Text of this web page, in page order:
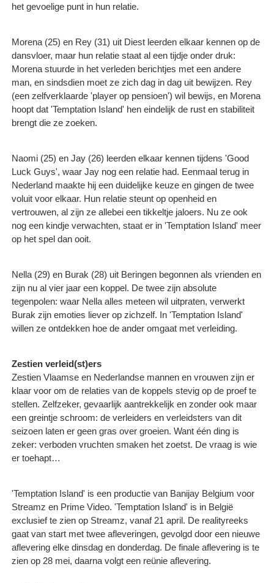
het gevoelige punt in hun relatie.
Morena (25) en Rey (31) uit Diest leerden elkaar kennen op de
dansvloer, maar hun relatie staat al een tijdje onder druk:
Morena stuurde in het verleden berichtjes met een andere
man, en sindsdien moet ze zich dag in dag uit bewijzen. Rey
(een zelfverklaarde 'player op pensioen') wil bewijs, en Morena
hoopt dat 'Temptation Island' hen eindelijk de rust en stabiliteit
brengt die ze zoeken.
Naomi (25) en Jay (26) leerden elkaar kennen tijdens 'Good
Luck Guys', waar Jay nog een relatie had. Eenmaal terug in
Nederland maakte hij een duidelijke keuze en gingen de twee
voluit voor elkaar. Hun relatie steunt op openheid en
vertrouwen, al zijn ze allebei een tikkeltje jaloers. Nu ze ook
nog een kindje verwachten, staat er in 'Temptation Island' meer
op het spel dan ooit.
Nella (29) en Burak (28) uit Beringen begonnen als vrienden en
zijn nu al vier jaar een koppel. De twee zijn absolute
tegenpolen: waar Nella alles meteen wil uitpraten, verwerkt
Burak zijn emoties liever op zichzelf. In 'Temptation Island'
willen ze ontdekken hoe de ander omgaat met verleiding.
Zestien verleid(st)ers
Zestien Vlaamse en Nederlandse mannen en vrouwen zijn er
klaar voor om de relaties van de koppels stevig op de proef te
stellen. Zelfzeker, gevaarlijk aantrekkelijk en zonder ook maar
een greintje schroom: de verleiders en verleidsters van dit
seizoen laten er geen gras over groeien. Want één ding is
zeker: verboden vruchten smaken het zoetst. De vraag is wie
er toehapt…
'Temptation Island' is een productie van Banijay Belgium voor
Streamz en Prime Video. 'Temptation Island' is in België
exclusief te zien op Streamz, vanaf 21 april. De realityreeks
gaat van start met twee afleveringen, gevolgd door een nieuwe
aflevering elke dinsdag en donderdag. De finale aflevering is te
zien op 28 mei, daarna volgt een reünie aflevering.